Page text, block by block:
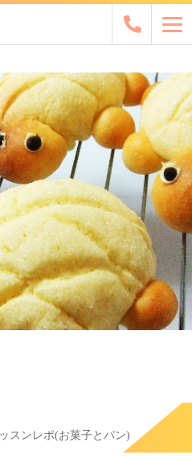
スンレポ(お菓子とパン)